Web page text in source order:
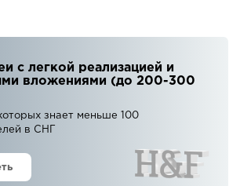
с легкой реализацией и
вложениями (до 200-300
знает меньше 100
в СНГ